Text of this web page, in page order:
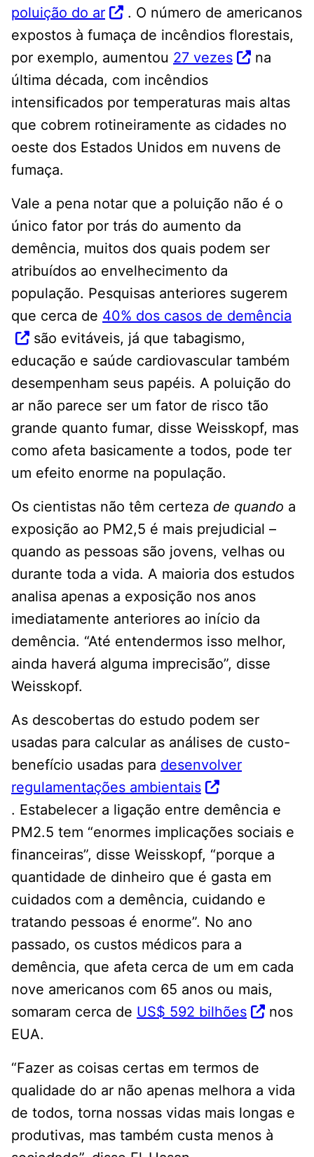
poluição do ar
. O número de americanos
expostos à fumaça de incêndios florestais,
por exemplo, aumentou 27 vezes
na
última década, com incêndios
intensificados por temperaturas mais altas
que cobrem rotineiramente as cidades no
oeste dos Estados Unidos em nuvens de
fumaça.
Vale a pena notar que a poluição não é o
único fator por trás do aumento da
demência, muitos dos quais podem ser
atribuídos ao envelhecimento da
população. Pesquisas anteriores sugerem
que cerca de 40% dos casos de demência
são evitáveis, já que tabagismo,
educação e saúde cardiovascular também
desempenham seus papéis. A poluição do
ar não parece ser um fator de risco tão
grande quanto fumar, disse Weisskopf, mas
como afeta basicamente a todos, pode ter
um efeito enorme na população.
Os cientistas não têm certeza de quando a
exposição ao PM2,5 é mais prejudicial –
quando as pessoas são jovens, velhas ou
durante toda a vida. A maioria dos estudos
analisa apenas a exposição nos anos
imediatamente anteriores ao início da
demência. “Até entendermos isso melhor,
ainda haverá alguma imprecisão”, disse
Weisskopf.
As descobertas do estudo podem ser
usadas para calcular as análises de custo-
benefício usadas para desenvolver
regulamentações ambientais
. Estabelecer a ligação entre demência e
PM2.5 tem “enormes implicações sociais e
financeiras”, disse Weisskopf, “porque a
quantidade de dinheiro que é gasta em
cuidados com a demência, cuidando e
tratando pessoas é enorme”. No ano
passado, os custos médicos para a
demência, que afeta cerca de um em cada
nove americanos com 65 anos ou mais,
somaram cerca de US$ 592 bilhões
nos
EUA.
“Fazer as coisas certas em termos de
qualidade do ar não apenas melhora a vida
de todos, torna nossas vidas mais longas e
produtivas, mas também custa menos à